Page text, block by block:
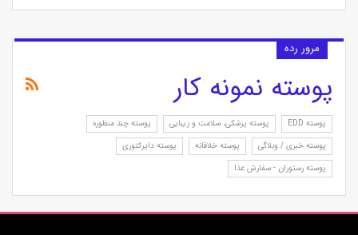
مرور رده
پوسته نمونه کار
پوسته EDD پوسته پزشکی، سلامت و زیبایی
پوسته چند منظوره
پوسته خبری / وبلاگی
پوسته خلاقانه
پوسته دایرکتوری
پوسته رستوران - سفارش غذا